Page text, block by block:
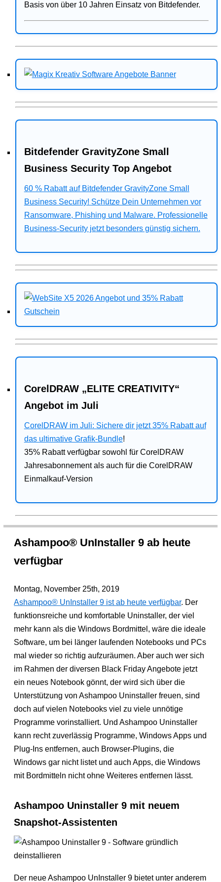
Basis von über 10 Jahren Einsatz von Bitdefender.
Bitdefender GravityZone Small
Business Security Top Angebot
60 % Rabatt auf Bitdefender GravityZone Small
Business Security! Schütze Dein Unternehmen vor
Ransomware, Phishing und Malware. Professionelle
Business-Security jetzt besonders günstig sichern.
CorelDRAW „ELITE CREATIVITY“
Angebot im Juli
CorelDRAW im Juli: Sichere dir jetzt 35% Rabatt auf
das ultimative Grafik-Bundle!
35% Rabatt verfügbar sowohl für CorelDRAW
Jahresabonnement als auch für die CorelDRAW
Einmalkauf-Version
Ashampoo® UnInstaller 9 ab heute
verfügbar
Montag, November 25th, 2019
Ashampoo® UnInstaller 9 ist ab heute verfügbar. Der
funktionsreiche und komfortable Uninstaller, der viel
mehr kann als die Windows Bordmittel, wäre die ideale
Software, um bei länger laufenden Notebooks und PCs
mal wieder so richtig aufzuräumen. Aber auch wer sich
im Rahmen der diversen Black Friday Angebote jetzt
ein neues Notebook gönnt, der wird sich über die
Unterstützung von Ashampoo Uninstaller freuen, sind
doch auf vielen Notebooks viel zu viele unnötige
Programme vorinstalliert. Und Ashampoo Uninstaller
kann recht zuverlässig Programme, Windows Apps und
Plug-Ins entfernen, auch Browser-Plugins, die
Windows gar nicht listet und auch Apps, die Windows
mit Bordmitteln nicht ohne Weiteres entfernen lässt.
Ashampoo Uninstaller 9 mit neuem
Snapshot-Assistenten
Der neue Ashampoo UnInstaller 9 bietet unter anderem